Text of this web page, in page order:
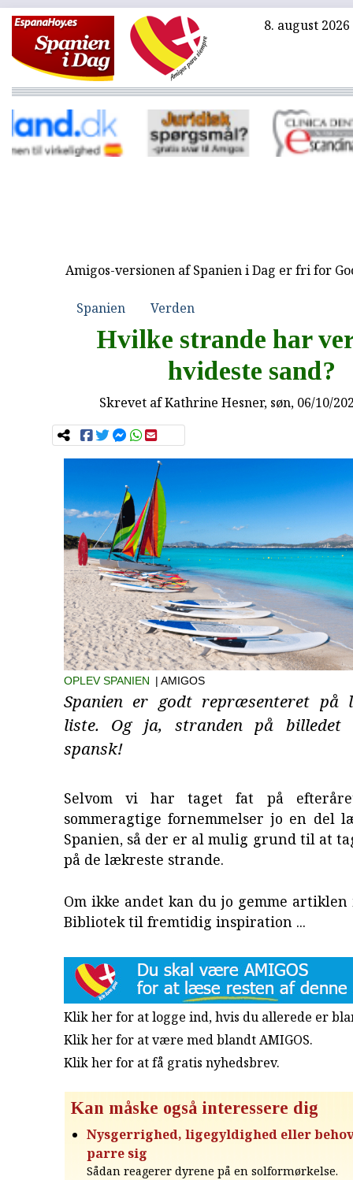
8. august 2026
Amigos-versionen af Spanien i Dag er fri for
Spanien Verden
Hvilke strande har
hvideste sand?
Skrevet afKathrine Hesner, søn, 06/10/
OPLEV SPANIEN | AMIGOS
Spanien er godt repræsenteret på
liste. Og ja, stranden på billedet
spansk!
Selvom vi har taget fat på
sommeragtige fornemmelser jo en del
Spanien, så der er al mulig grund til at
på de lækreste strande.
Om ikke andet kan du jo gemme
Bibliotek til fremtidig inspiration ...
Klik her for at logge ind, hvis du allerede er
Klik her for at være med blandt AMIGOS.
Klik her for at få gratis nyhedsbrev.
Kan måske også interessere dig
Nysgerrighed, ligegyldighed eller
parre sig
Sådan reagerer dyrene på en solformørkelse.